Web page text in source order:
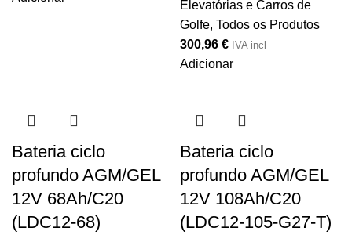
Elevatórias e Carros de
Golfe, Todos os Produtos
300,96 € IVA incl
Adicionar
Bateria ciclo
profundo AGM/GEL
12V 68Ah/C20
(LDC12-68)
Bateria ciclo
profundo AGM/GEL
12V 108Ah/C20
(LDC12-105-G27-T)